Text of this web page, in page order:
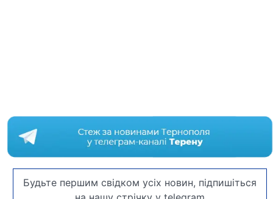
Будьте першим свідком усіх новин, підпишіться